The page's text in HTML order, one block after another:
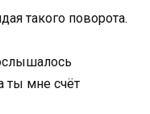
такого поворота.
ты мне счёт